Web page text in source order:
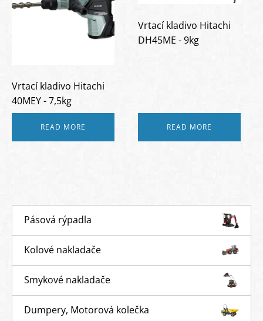
Pásová rýpadla
Kolové nakladače
Smykové nakladače
Dumpery, Motorová kolečka
Vrtací kladivo Hitachi
40MEY - 7,5kg
READ MORE
Vrtací kladivo Hitachi
DH45ME - 9kg
READ MORE